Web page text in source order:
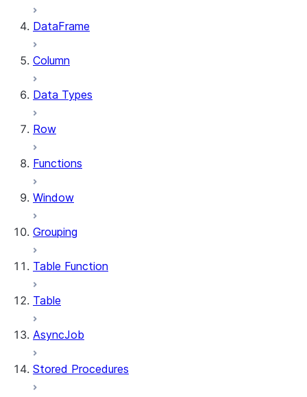
DataFrame
Column
Data Types
Row
Functions
Window
Grouping
Table Function
Table
AsyncJob
Stored Procedures